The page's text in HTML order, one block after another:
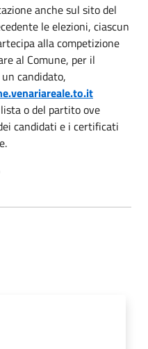
anche sul sito del
le elezioni, ciascun
alla competizione
al Comune, per il
candidato,
o del partito ove
candidati e i certificati